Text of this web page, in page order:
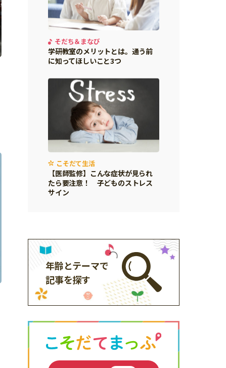
そだち＆まなび
学研教室のメリットとは。通う前
に知ってほしいこと3つ
こそだて生活
【医師監修】こんな症状が見られ
たら要注意！ 子どものストレス
サイン
年齢とテーマで
記事を探す